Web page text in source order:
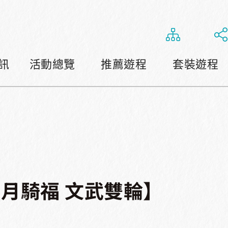
活動總覽 推薦遊程 套裝遊程
騎福 文武雙輪】